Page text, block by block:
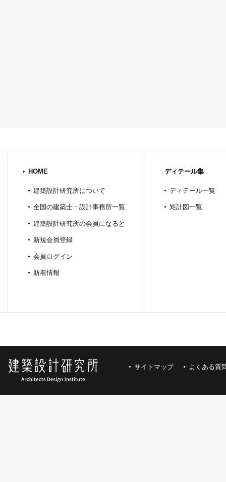
HOME
建築設計研究所について
全国の建築士・設計事務所一覧
建築設計研究所の会員になると
新規会員登録
会員ログイン
新着情報
ディテール集
ディテール一覧
矩計図一覧
サイトマップ よくある質